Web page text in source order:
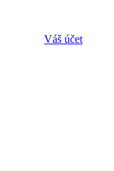
Váš účet